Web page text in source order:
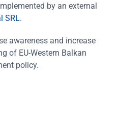
by an external
SRL.
awareness and increase
of EU-Western Balkan
policy.